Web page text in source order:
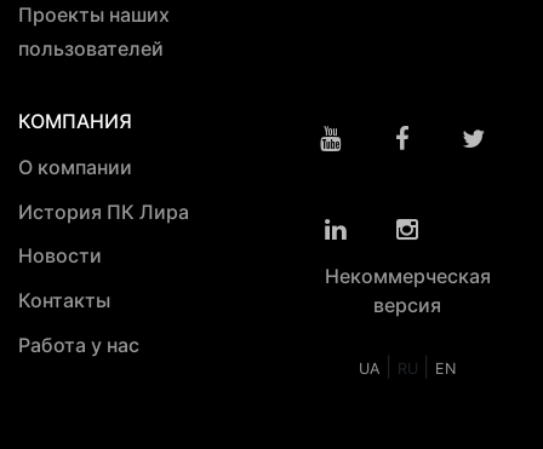
Проекты наших
пользователей
КОМПАНИЯ
О компании
История ПК Лира
Новости
Контакты
Работа у нас
Некоммерческая
версия
UA RU EN